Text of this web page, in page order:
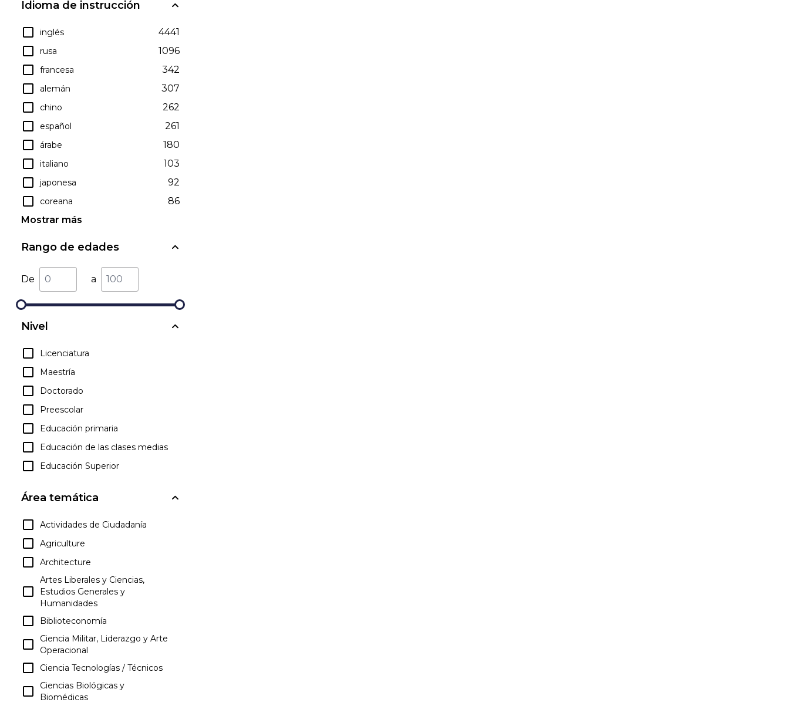
Idioma de instrucción
inglés 4441
rusa 1096
francesa 342
alemán 307
chino 262
español 261
árabe 180
italiano 103
japonesa 92
coreana
86
Mostrar más
Rango de edades
De a
Nivel
Licenciatura
Maestría
Doctorado
Preescolar
Educación primaria
Educación de las clases medias
Educación Superior
Área temática
Actividades de Ciudadanía
Agriculture
Architecture
Artes Liberales y Ciencias,
Estudios Generales y
Humanidades
Biblioteconomía
Ciencia Militar, Liderazgo y Arte
Operacional
Ciencia Tecnologías / Técnicos
Ciencias Biológicas y
Biomédicas